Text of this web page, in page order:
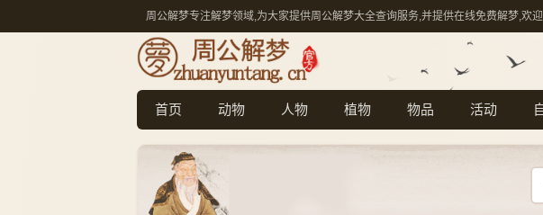
周公解梦专注解梦领域,为大家提供周公解梦大全查询服务,并提供在线免费解梦,欢迎
首页 动物 人物 植物 物品 活动